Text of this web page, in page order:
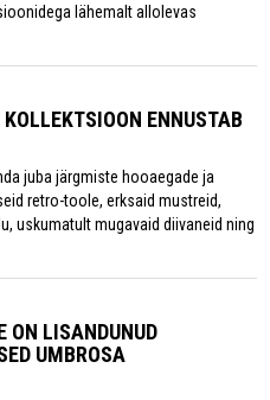
lähemalt allolevas
ENNUSTAB
juba järgmiste hooaegade ja
retro-toole, erksaid mustreid,
uskumatult mugavaid diivaneid ning
ON LISANDUNUD
UMBROSA